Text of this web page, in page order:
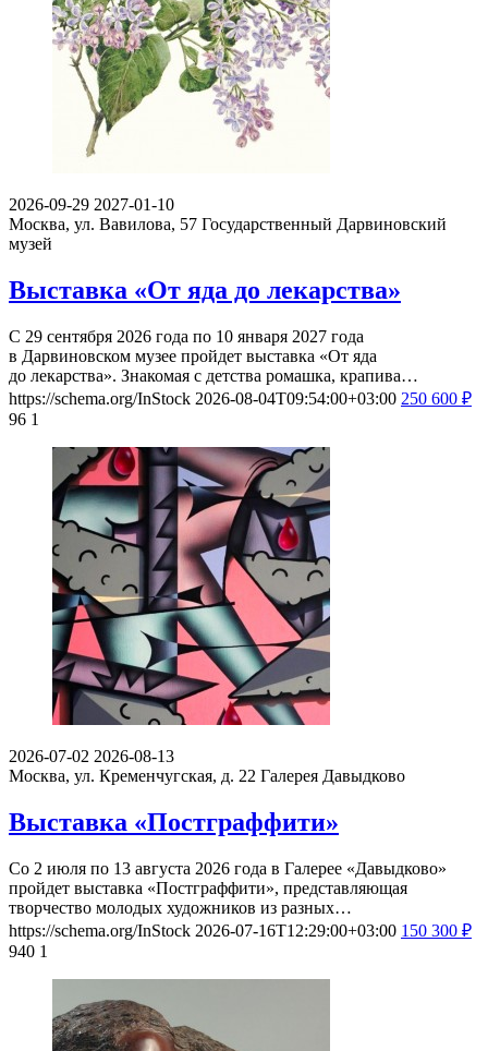
2026-09-29 2027-01-10
Москва, ул. Вавилова, 57 Государственный Дарвиновский
музей
Выставка «От яда до лекарства»
С 29 сентября 2026 года по 10 января 2027 года
в Дарвиновском музее пройдет выставка «От яда
до лекарства». Знакомая с детства ромашка, крапива…
https://schema.org/InStock 2026-08-04T09:54:00+03:00 250 600 ₽
96 1
2026-07-02 2026-08-13
Москва, ул. Кременчугская, д. 22 Галерея Давыдково
Выставка «Постграффити»
Со 2 июля по 13 августа 2026 года в Галерее «Давыдково»
пройдет выставка «Постграффити», представляющая
творчество молодых художников из разных…
https://schema.org/InStock 2026-07-16T12:29:00+03:00 150 300 ₽
940 1